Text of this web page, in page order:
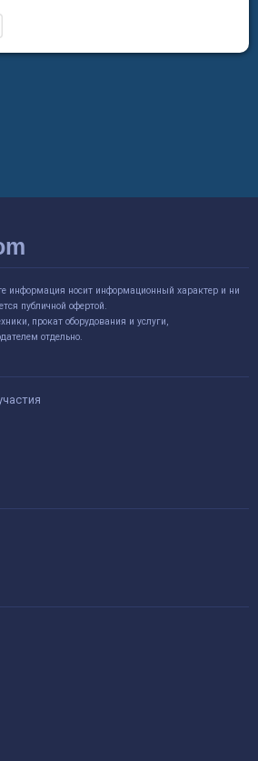
информация носит информационный характер и ни
публичной офертой.
прокат оборудования и услуги,
отдельно.